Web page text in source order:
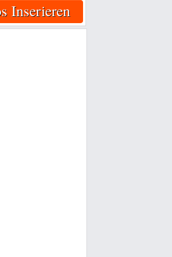
Inserieren